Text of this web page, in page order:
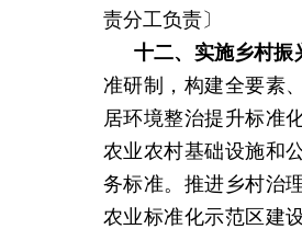
责分工负责〕
十二、实施乡村振
准研制，构建全要素
居环境整治提升标准
农业农村基础设施和
务标准。推进乡村治
农业标准化示范区建